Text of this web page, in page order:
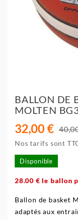
BALLON DE
MOLTEN
32,00 €
Nos tarifs sont
Disponible
28.00 € le ballon
Ballon de basket
adaptés aux